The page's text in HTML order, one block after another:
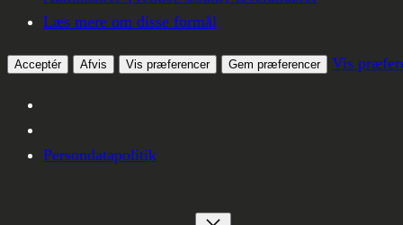
Læs mere om disse formål
Acceptér Afvis Vis præferencer Gem præferencer Vis
Persondatapolitik